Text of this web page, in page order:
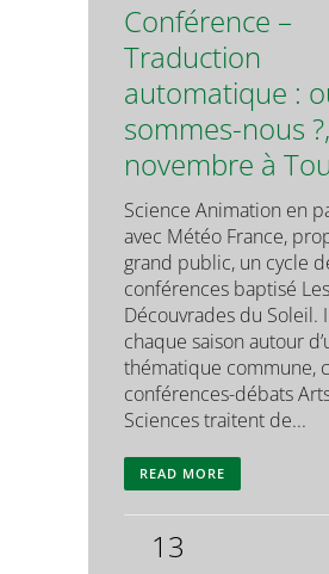
Conférence –
Traduction
automatique :
sommes-nous
novembre à
Science Animation en
avec Météo France,
grand public, un cycle
conférences baptisé Les
Découvrades du Soleil.
chaque saison autour
thématique commune,
conférences-débats
Sciences traitent de...
READ MORE
13